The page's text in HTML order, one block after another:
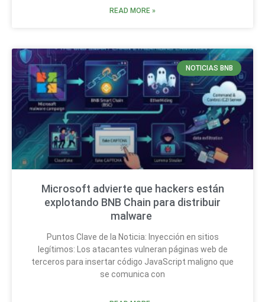
READ MORE »
NOTICIAS BNB
Microsoft advierte que hackers están
explotando BNB Chain para distribuir
malware
Puntos Clave de la Noticia: Inyección en sitios
legítimos: Los atacantes vulneran páginas web de
terceros para insertar código JavaScript maligno que
se comunica con